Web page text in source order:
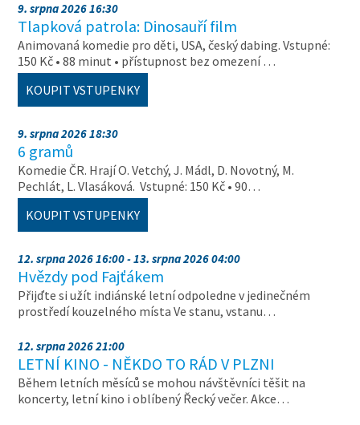
9. srpna 2026 16:30
Tlapková patrola: Dinosauří film
Animovaná komedie pro děti, USA, český dabing. Vstupné:
150 Kč • 88 minut • přístupnost bez omezení …
KOUPIT VSTUPENKY
9. srpna 2026 18:30
6 gramů
Komedie ČR. Hrají O. Vetchý, J. Mádl, D. Novotný, M.
Pechlát, L. Vlasáková. Vstupné: 150 Kč • 90…
KOUPIT VSTUPENKY
12. srpna 2026 16:00 - 13. srpna 2026 04:00
Hvězdy pod Fajťákem
Přijďte si užít indiánské letní odpoledne v jedinečném
prostředí kouzelného místa Ve stanu, vstanu…
12. srpna 2026 21:00
LETNÍ KINO - NĚKDO TO RÁD V PLZNI
Během letních měsíců se mohou návštěvníci těšit na
koncerty, letní kino i oblíbený Řecký večer. Akce…